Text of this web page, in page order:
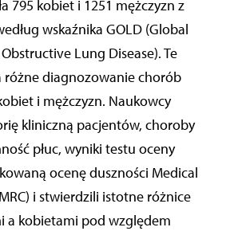
795 kobiet i 1251 mężczyzn z
wskaźnika GOLD (Global
Lung Disease). Te
różne diagnozowanie chorób
i mężczyzn. Naukowcy
kliniczną pacjentów, choroby
płuc, wyniki testu oceny
ocenę duszności Medical
i stwierdzili istotne różnice
a kobietami pod względem